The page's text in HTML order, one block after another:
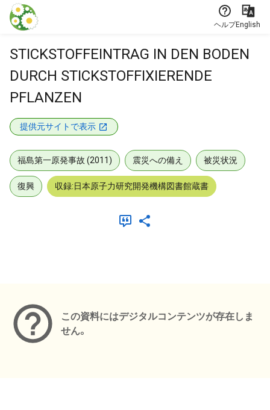
本文に飛ぶ
ヘルプEnglish
STICKSTOFFEINTRAG IN DEN BODEN
DURCH STICKSTOFFIXIERENDE
PFLANZEN
提供元サイトで表示
福島第一原発事故 (2011) 震災への備え 被災状況
復興 収録:日本原子力研究開発機構図書館蔵書
この資料にはデジタルコンテンツが存在しま
せん。